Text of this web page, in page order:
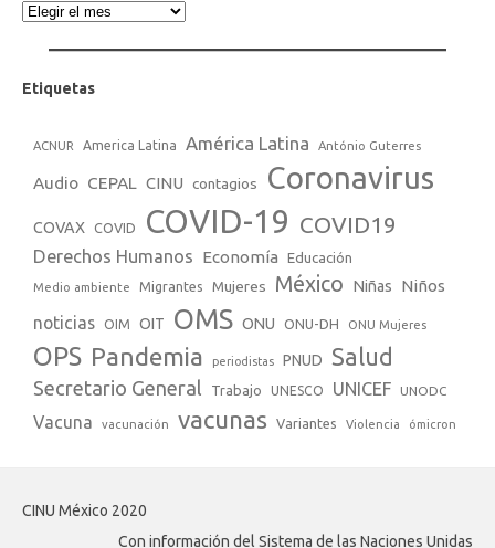
Etiquetas
ACNUR America Latina América Latina António Guterres
Audio CEPAL CINU contagios Coronavirus
COVAX COVID COVID-19 COVID19
Derechos Humanos Economía Educación
Medio ambiente Migrantes Mujeres México Niñas Niños
noticias OIM OIT OMS ONU ONU-DH ONU Mujeres
OPS Pandemia periodistas PNUD Salud
Secretario General Trabajo UNESCO UNICEF UNODC
Vacuna vacunación vacunas Variantes Violencia ómicron
CINU México 2020
Con información del Sistema de las Naciones Unidas